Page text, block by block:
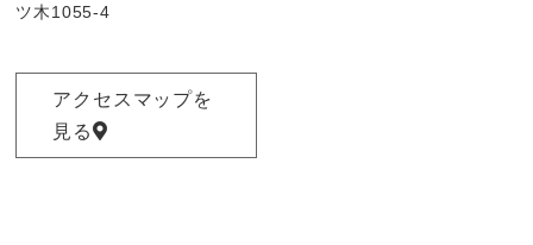
ツ木1055-4
アクセスマップを
見る